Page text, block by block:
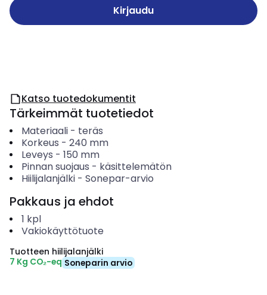
Kirjaudu
Katso tuotedokumentit
Tärkeimmät tuotetiedot
Materiaali- teräs
Korkeus - 240 mm
Leveys - 150 mm
Pinnan suojaus - käsittelemätön
Hiilijalanjälki- Sonepar-arvio
Pakkaus ja ehdot
1 kpl
Vakiokäyttötuote
Tuotteen hiilijalanjälki
7 Kg CO₂-eq Soneparin arvio